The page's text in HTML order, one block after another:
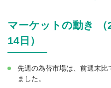
マーケットの動き （
14日）
先週の為替市場は、前週末比
ました。